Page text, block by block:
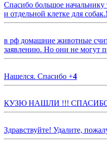
Спасибо большое
и отдельной клетке для
в рф домашние животные
заявлению. Но они не могут
Нашелся. Спасибо +4
КУЗЮ НАШЛИ !!!
Здравствуйте! Удалите,